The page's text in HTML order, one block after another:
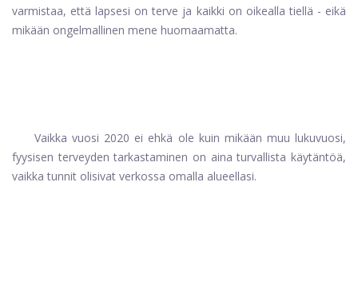
varmistaa, että lapsesi on terve ja kaikki on oikealla tiellä - eikä
mikään ongelmallinen mene huomaamatta.
Vaikka vuosi 2020 ei ehkä ole kuin mikään muu lukuvuosi,
fyysisen terveyden tarkastaminen on aina turvallista käytäntöä,
vaikka tunnit olisivat verkossa omalla alueellasi.